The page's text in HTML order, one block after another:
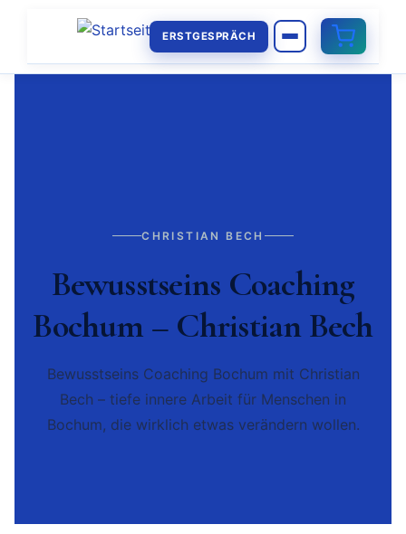
ERSTGESPRÄCH
CHRISTIAN BECH
Bewusstseins Coaching
Bochum – Christian Bech
Bewusstseins Coaching Bochum mit Christian
Bech – tiefe innere Arbeit für Menschen in
Bochum, die wirklich etwas verändern wollen.